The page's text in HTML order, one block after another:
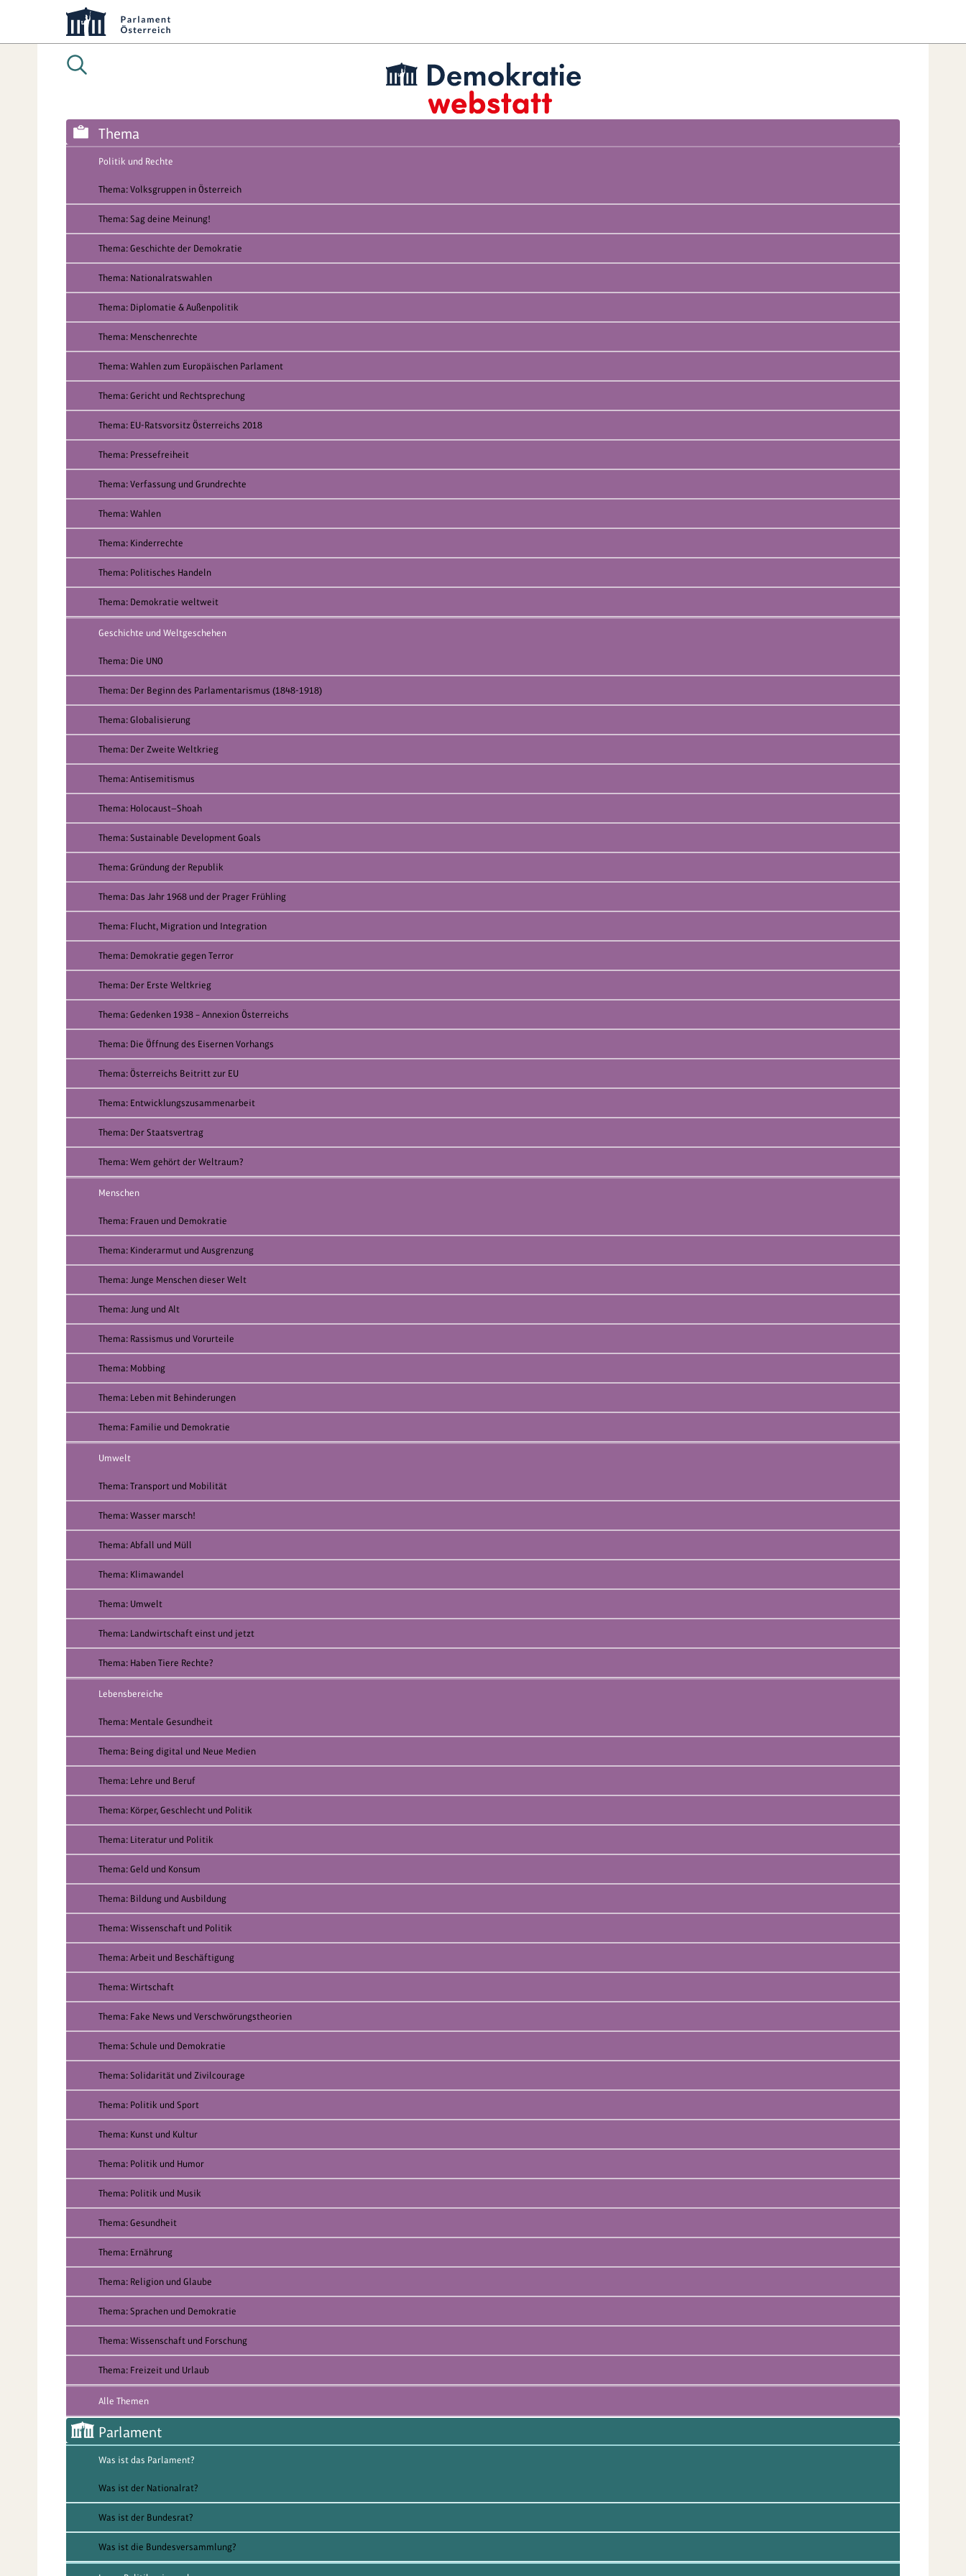
Thema
Politik und Rechte
Thema: Volksgruppen in Österreich
Thema: Sag deine Meinung!
Thema: Geschichte der Demokratie
Thema: Nationalratswahlen
Thema: Diplomatie & Außenpolitik
Thema: Menschenrechte
Thema: Wahlen zum Europäischen Parlament
Thema: Gericht und Rechtsprechung
Thema: EU-Ratsvorsitz Österreichs 2018
Thema: Pressefreiheit
Thema: Verfassung und Grundrechte
Thema: Wahlen
Thema: Kinderrechte
Thema: Politisches Handeln
Thema: Demokratie weltweit
Geschichte und Weltgeschehen
Thema: Die UNO
Thema: Der Beginn des Parlamentarismus (1848-1918)
Thema: Globalisierung
Thema: Der Zweite Weltkrieg
Thema: Antisemitismus
Thema: Holocaust—Shoah
Thema: Sustainable Development Goals
Thema: Gründung der Republik
Thema: Das Jahr 1968 und der Prager Frühling
Thema: Flucht, Migration und Integration
Thema: Demokratie gegen Terror
Thema: Der Erste Weltkrieg
Thema: Gedenken 1938 – Annexion Österreichs
Thema: Die Öffnung des Eisernen Vorhangs
Thema: Österreichs Beitritt zur EU
Thema: Entwicklungszusammenarbeit
Thema: Der Staatsvertrag
Thema: Wem gehört der Weltraum?
Menschen
Thema: Frauen und Demokratie
Thema: Kinderarmut und Ausgrenzung
Thema: Junge Menschen dieser Welt
Thema: Jung und Alt
Thema: Rassismus und Vorurteile
Thema: Mobbing
Thema: Leben mit Behinderungen
Thema: Familie und Demokratie
Umwelt
Thema: Transport und Mobilität
Thema: Wasser marsch!
Thema: Abfall und Müll
Thema: Klimawandel
Thema: Umwelt
Thema: Landwirtschaft einst und jetzt
Thema: Haben Tiere Rechte?
Lebensbereiche
Thema: Mentale Gesundheit
Thema: Being digital und Neue Medien
Thema: Lehre und Beruf
Thema: Körper, Geschlecht und Politik
Thema: Literatur und Politik
Thema: Geld und Konsum
Thema: Bildung und Ausbildung
Thema: Wissenschaft und Politik
Thema: Arbeit und Beschäftigung
Thema: Wirtschaft
Thema: Fake News und Verschwörungstheorien
Thema: Schule und Demokratie
Thema: Solidarität und Zivilcourage
Thema: Politik und Sport
Thema: Kunst und Kultur
Thema: Politik und Humor
Thema: Politik und Musik
Thema: Gesundheit
Thema: Ernährung
Thema: Religion und Glaube
Thema: Sprachen und Demokratie
Thema: Wissenschaft und Forschung
Thema: Freizeit und Urlaub
Alle Themen
Parlament
Was ist das Parlament?
Was ist der Nationalrat?
Was ist der Bundesrat?
Was ist die Bundesversammlung?